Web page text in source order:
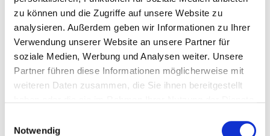
zu können und die Zugriffe auf unsere Website zu
analysieren. Außerdem geben wir Informationen zu Ihrer
Verwendung unserer Website an unsere Partner für
soziale Medien, Werbung und Analysen weiter. Unsere
Partner führen diese Informationen möglicherweise mit
weiteren Daten zusammen, die Sie ihnen bereitgestellt
Notwendig
Persönliche Informationen
Vorname
Name
Firma/Unternehmen